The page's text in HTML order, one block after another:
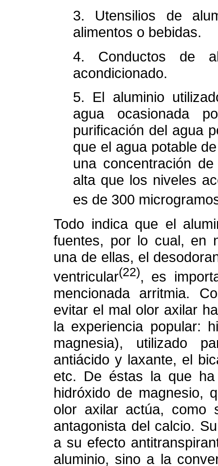
3. Utensilios de
alimentos o bebidas.
4. Conductos de
acondicionado.
5. El aluminio
agua ocasionada
purificación del agua
que el agua potable
una concentración
alta que los niveles
es de 300
Todo indica que el
fuentes, por lo cual, en
una de ellas, el
ventricular(22), es
mencionada arritmia.
evitar el mal olor axilar
la experiencia popular:
magnesia), utilizado
antiácido y laxante, el
etc. De éstas la que
hidróxido de magnesio,
olor axilar actúa, como
antagonista del calcio.
a su efecto
aluminio, sino a la